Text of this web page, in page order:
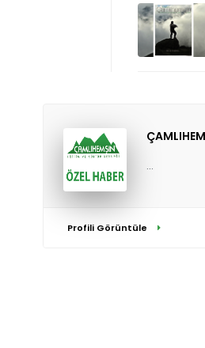
...
Profili Görüntüle